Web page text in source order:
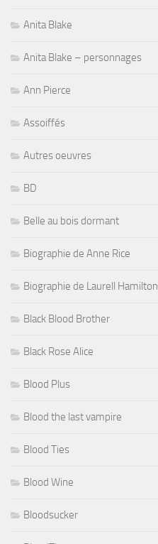
Anita Blake
Anita Blake – personnages
Ann Pierce
Assoiffés
Autres oeuvres
BD
Belle au bois dormant
Biographie de Anne Rice
Biographie de Laurell Hamilton
Black Blood Brother
Black Rose Alice
Blood Plus
Blood the last vampire
Blood Ties
Blood Wine
Bloodsucker